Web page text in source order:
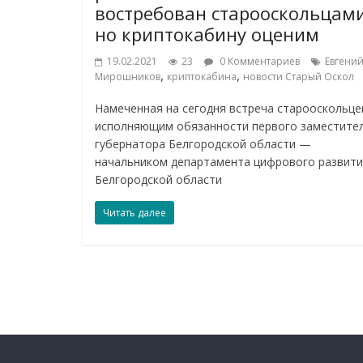
востребован
но криптокабину оценим
19.02.2021 23 0 Комментариев
Евгений
Мирошников, криптокабина, новости Старый Оскол
Намеченная на сегодня встреча
исполняющим обязанности первого
губернатора Белгородской области —
начальником департамента цифрового
Белгородской области
Читать далее